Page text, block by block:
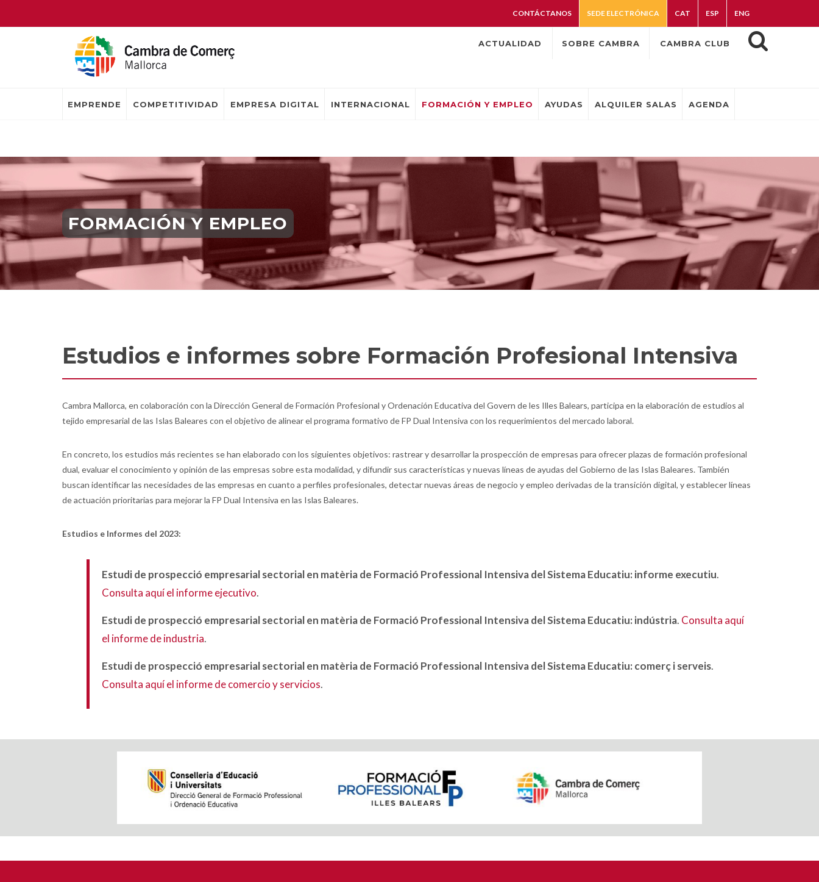
CONTÁCTANOS SEDE ELECTRÓNICA CAT ESP ENG
ACTUALIDAD SOBRE CAMBRA CAMBRA CLUB
EMPRENDE COMPETITIVIDAD EMPRESA DIGITAL INTERNACIONAL FORMACIÓN Y EMPLEO AYUDAS ALQUILER SALAS AGENDA
FORMACIÓN Y EMPLEO
Estudios e informes sobre Formación Profesional Intensiva
Cambra Mallorca, en colaboración con la Dirección General de Formación Profesional y Ordenación Educativa del Govern de les Illes Balears, participa en la elaboración de estudios al
tejido empresarial de las Islas Baleares con el objetivo de alinear el programa formativo de FP Dual Intensiva con los requerimientos del mercado laboral.
En concreto, los estudios más recientes se han elaborado con los siguientes objetivos: rastrear y desarrollar la prospección de empresas para ofrecer plazas de formación profesional
dual, evaluar el conocimiento y opinión de las empresas sobre esta modalidad, y difundir sus características y nuevas líneas de ayudas del Gobierno de las Islas Baleares. También
buscan identificar las necesidades de las empresas en cuanto a perfiles profesionales, detectar nuevas áreas de negocio y empleo derivadas de la transición digital, y establecer líneas
de actuación prioritarias para mejorar la FP Dual Intensiva en las Islas Baleares.
Estudios e Informes del 2023:
Estudi de prospecció empresarial sectorial en matèria de Formació Professional Intensiva del Sistema Educatiu: informe executiu.
Consulta aquí el informe ejecutivo.
Estudi de prospecció empresarial sectorial en matèria de Formació Professional Intensiva del Sistema Educatiu: indústria. Consulta aquí
el informe de industria.
Estudi de prospecció empresarial sectorial en matèria de Formació Professional Intensiva del Sistema Educatiu: comerç i serveis.
Consulta aquí el informe de comercio y servicios.